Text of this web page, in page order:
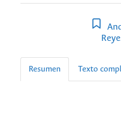
Resumen Texto